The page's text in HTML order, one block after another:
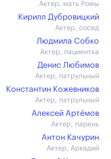
Актер, мать Ромы
Кирилл Дубровицкий
Актер, сосед
Людмила Собко
Актер, пациентка
Денис Любимов
Актер, патрульный
Константин Кожевников
Актер, патрульный
Алексей Артёмов
Актер, парень
Антон Качурин
Актер, Аркадий